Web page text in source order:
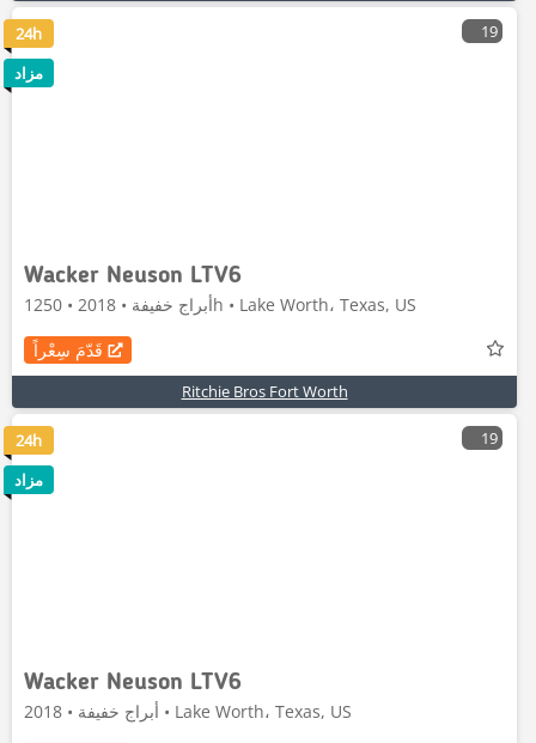
19
Wacker Neuson LTV6
أبراج خفيفة • 2018 • 1250h • Lake Worth، Texas, US
قَدّمَ سِعْراً
Ritchie Bros Fort Worth
24h
مزاد
19
Wacker Neuson LTV6
أبراج خفيفة • 2018 • Lake Worth، Texas, US
24h
مزاد